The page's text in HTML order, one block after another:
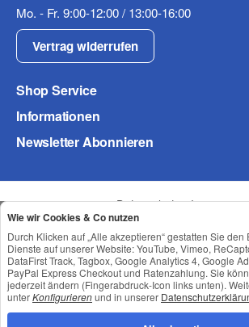
Fax
Frage zum Artikel
Ihre Frage
Mo. - Fr. 9:00-12:00 / 13:00-16:00
Vertrag widerrufen
Shop Service
Informationen
Newsletter Abonnieren
Datenschutz•Impressum
Wie wir Cookies & Co nutzen
Durch Klicken auf „Alle akzeptieren“ gestatten Sie
Dienste auf unserer Website: YouTube, Vimeo,
DataFirst Track, Tagbox, Google Analytics 4, Google
PayPal Express Checkout und Ratenzahlung. Sie
jederzeit ändern (Fingerabdruck-Icon links unten).
unterKonfigurierenund in unserer